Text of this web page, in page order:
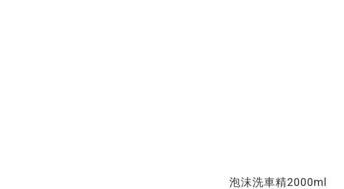
泡沫洗車精2000ml